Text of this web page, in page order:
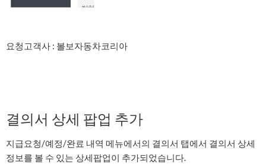
요청고객사 : 볼보자동차코리아
결의서 상세 팝업 추가
지급요청/예정/완료 내역 메뉴에서의 결의서 탭에서 결의서 상세
정보를 볼 수 있는 상세팝업이 추가되었습니다.